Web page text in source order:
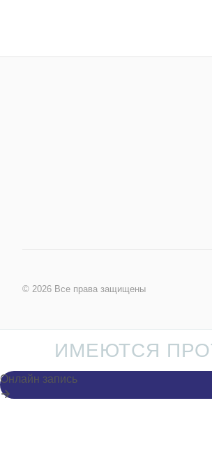
© 2026 Все права защищены
ИМЕЮТСЯ